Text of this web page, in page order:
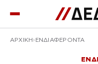
ΑΡΧΙΚΉ ΕΝΔΙΑΦΕΡΟΝΤΑ